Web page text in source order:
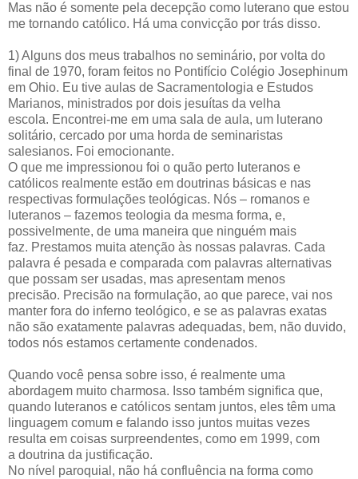
Mas não é somente pela decepção como luterano que estou
me tornando católico. Há uma convicção por trás disso.
1) Alguns dos meus trabalhos no seminário, por volta do
final de 1970, foram feitos no Pontifício Colégio Josephinum
em Ohio. Eu tive aulas de Sacramentologia e Estudos
Marianos, ministrados por dois jesuítas da velha
escola. Encontrei-me em uma sala de aula, um luterano
solitário, cercado por uma horda de seminaristas
salesianos. Foi emocionante.
O que me impressionou foi o quão perto luteranos e
católicos realmente estão em doutrinas básicas e nas
respectivas formulações teológicas. Nós – romanos e
luteranos – fazemos teologia da mesma forma, e,
possivelmente, de uma maneira que ninguém mais
faz. Prestamos muita atenção às nossas palavras. Cada
palavra é pesada e comparada com palavras alternativas
que possam ser usadas, mas apresentam menos
precisão. Precisão na formulação, ao que parece, vai nos
manter fora do inferno teológico, e se as palavras exatas
não são exatamente palavras adequadas, bem, não duvido,
todos nós estamos certamente condenados.
Quando você pensa sobre isso, é realmente uma
abordagem muito charmosa. Isso também significa que,
quando luteranos e católicos sentam juntos, eles têm uma
linguagem comum e falando isso juntos muitas vezes
resulta em coisas surpreendentes, como em 1999, com
a doutrina da justificação.
No nível paroquial, não há confluência na forma como